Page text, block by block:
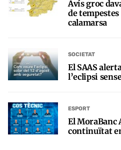
Avís groc
de
calamarsa
SOCIETAT
El SAAS
l’eclipsi
ESPORT
El MoraBanc
continuïtat